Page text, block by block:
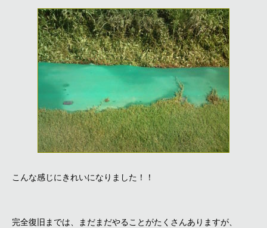
こんな感じにきれいになりました！！
完全復旧までは、まだまだやることがたくさんありますが、